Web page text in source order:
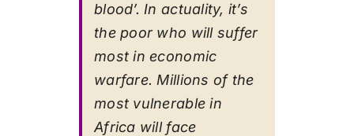
blood’. In actuality, it’s
the poor who will suffer
most in economic
warfare. Millions of the
most vulnerable in
Africa will face